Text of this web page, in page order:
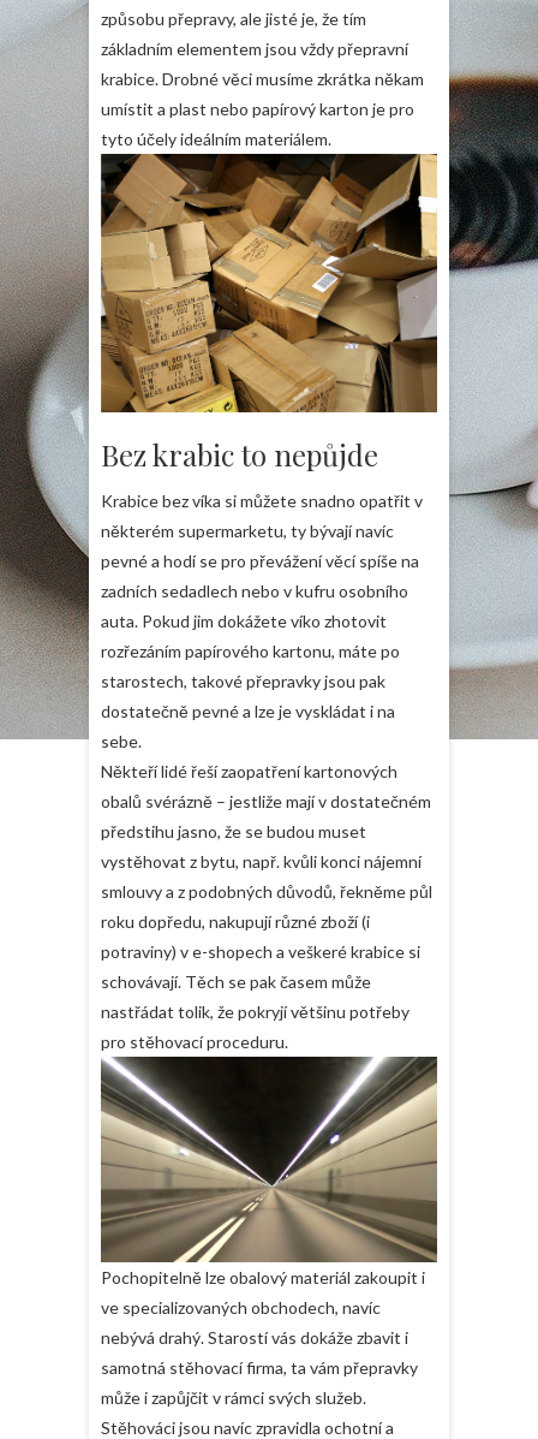
způsobu přepravy, ale jisté je, že tím
základním elementem jsou vždy přepravní
krabice. Drobné věci musíme zkrátka někam
umístit a plast nebo papírový karton je pro
tyto účely ideálním materiálem.
Bez krabic to nepůjde
Krabice bez víka si můžete snadno opatřit v
některém supermarketu, ty bývají navíc
pevné a hodí se pro převážení věcí spíše na
zadních sedadlech nebo v kufru osobního
auta. Pokud jim dokážete víko zhotovit
rozřezáním papírového kartonu, máte po
starostech, takové přepravky jsou pak
dostatečně pevné a lze je vyskládat i na
sebe.
Někteří lidé řeší zaopatření kartonových
obalů svérázně – jestliže mají v dostatečném
předstihu jasno, že se budou muset
vystěhovat z bytu, např. kvůli konci nájemní
smlouvy a z podobných důvodů, řekněme půl
roku dopředu, nakupují různé zboží (i
potraviny) v e-shopech a veškeré krabice si
schovávají. Těch se pak časem může
nastřádat tolik, že pokryjí většinu potřeby
pro stěhovací proceduru.
Pochopitelně lze obalový materiál zakoupit i
ve specializovaných obchodech, navíc
nebývá drahý. Starostí vás dokáže zbavit i
samotná stěhovací firma, ta vám přepravky
může i zapůjčit v rámci svých služeb.
Stěhováci jsou navíc zpravidla ochotní a